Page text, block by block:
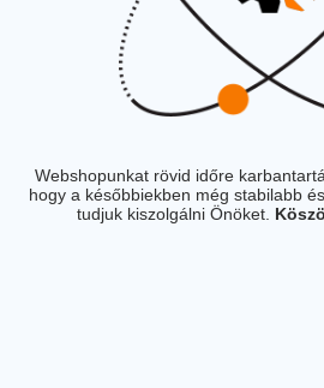
Webshopunkat rövid időre
hogy a későbbiekben még stabilabb
tudjuk kiszolgálni Önöket.